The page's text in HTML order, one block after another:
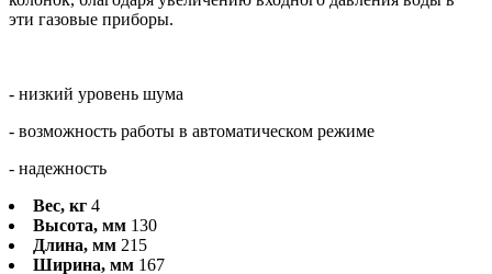
эти газовые приборы.
- низкий уровень шума
- возможность работы в автоматическом режиме
- надежность
Вес, кг 4
Высота, мм 130
Длина, мм 215
Ширина, мм 167